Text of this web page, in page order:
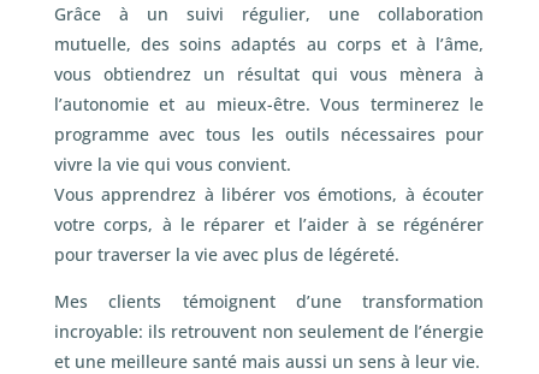
Grâce à un suivi régulier, une collaboration
mutuelle, des soins adaptés au corps et à l’âme,
vous obtiendrez un résultat qui vous mènera à
l’autonomie et au mieux-être. Vous terminerez le
programme avec tous les outils nécessaires pour
vivre la vie qui vous convient.
Vous apprendrez à libérer vos émotions, à écouter
votre corps, à le réparer et l’aider à se régénérer
pour traverser la vie avec plus de légéreté.
Mes clients témoignent d’une transformation
incroyable: ils retrouvent non seulement de l’énergie
et une meilleure santé mais aussi un sens à leur vie.